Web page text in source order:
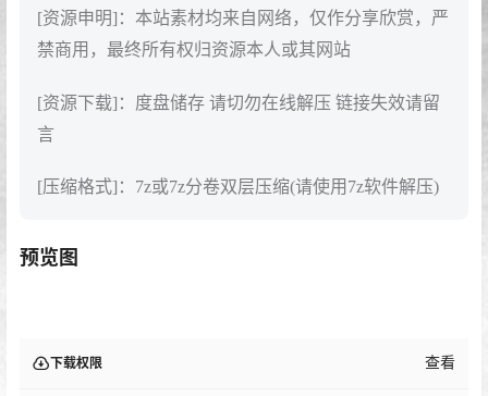
[资源申明]：本站素材均来自网络，仅作分享欣赏，严
禁商用，最终所有权归资源本人或其网站
[资源下载]：度盘储存 请切勿在线解压 链接失效请留
言
[压缩格式]：7z或7z分卷双层压缩(请使用7z软件解压)
预览图
下载权限 查看